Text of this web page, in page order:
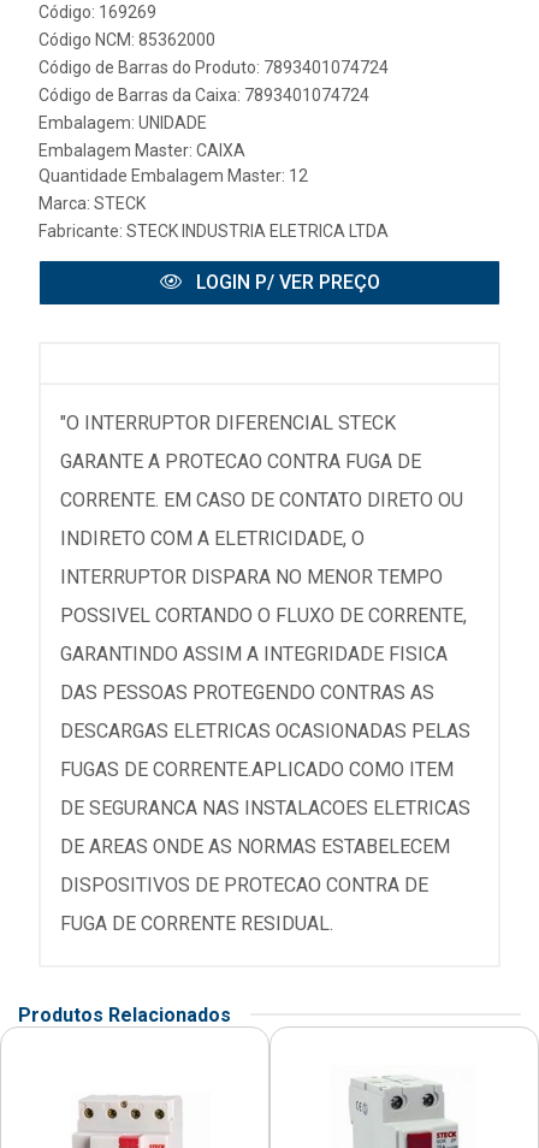
Código: 169269
Código NCM: 85362000
Código de Barras do Produto: 7893401074724
Código de Barras da Caixa: 7893401074724
Embalagem: UNIDADE
Embalagem Master: CAIXA
Quantidade Embalagem Master: 12
Marca: STECK
Fabricante: STECK INDUSTRIA ELETRICA LTDA
LOGIN P/ VER PREÇO
"O INTERRUPTOR DIFERENCIAL STECK
GARANTE A PROTECAO CONTRA FUGA DE
CORRENTE. EM CASO DE CONTATO DIRETO OU
INDIRETO COM A ELETRICIDADE, O
INTERRUPTOR DISPARA NO MENOR TEMPO
POSSIVEL CORTANDO O FLUXO DE CORRENTE,
GARANTINDO ASSIM A INTEGRIDADE FISICA
DAS PESSOAS PROTEGENDO CONTRAS AS
DESCARGAS ELETRICAS OCASIONADAS PELAS
FUGAS DE CORRENTE.APLICADO COMO ITEM
DE SEGURANCA NAS INSTALACOES ELETRICAS
DE AREAS ONDE AS NORMAS ESTABELECEM
DISPOSITIVOS DE PROTECAO CONTRA DE
FUGA DE CORRENTE RESIDUAL.
Produtos Relacionados